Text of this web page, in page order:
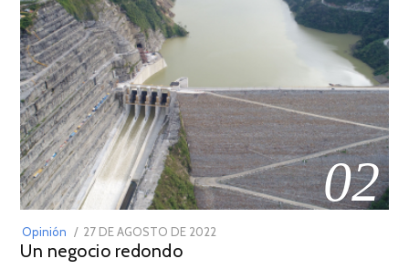
02
Opinión
POSTED
ON
27 DE AGOSTO DE 2022
Un negocio redondo